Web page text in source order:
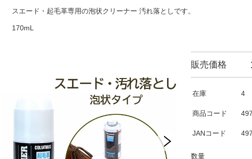
スエード・起毛革専用の泡状クリーナー 汚れ落としです。
170mL
販売価格
在庫 4
商品コード
JANコード
数量